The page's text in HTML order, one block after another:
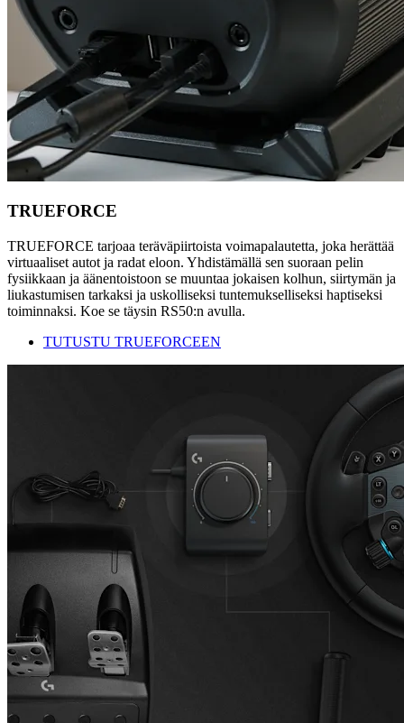
TRUEFORCE
TRUEFORCE tarjoaa teräväpiirtoista voimapalautetta, joka herättää
virtuaaliset autot ja radat eloon. Yhdistämällä sen suoraan pelin
fysiikkaan ja äänentoistoon se muuntaa jokaisen kolhun, siirtymän ja
liukastumisen tarkaksi ja uskolliseksi tuntemukselliseksi haptiseksi
toiminnaksi. Koe se täysin RS50:n avulla.
TUTUSTU TRUEFORCEEN